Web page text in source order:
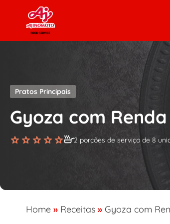
Skip to content
Pratos Principais
Gyoza com
2 porções de serviço de 8
Home » Receitas » Gyoza com